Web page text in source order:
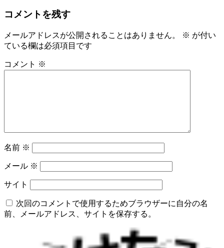
コメントを残す
メールアドレスが公開されることはありません。 ※ が付い
ている欄は必須項目です
コメント ※
名前 ※
メール ※
サイト
次回のコメントで使用するためブラウザーに自分の名
前、メールアドレス、サイトを保存する。